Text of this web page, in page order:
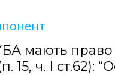
мають
15, ч. І ст.62):